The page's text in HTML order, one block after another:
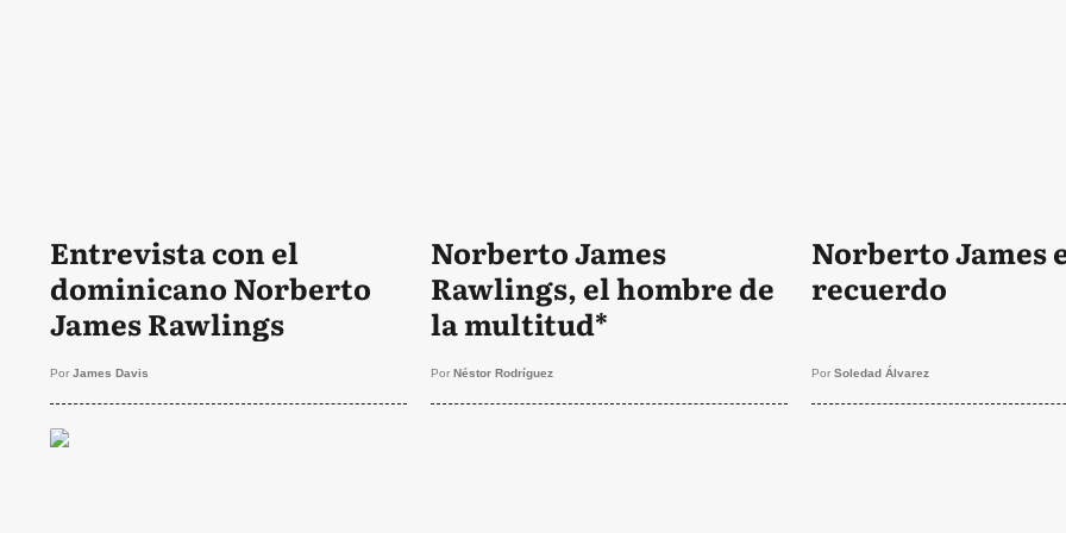
Entrevista con el
dominicano Norberto
James Rawlings
Por James Davis
Norberto James
Rawlings, el hombre de
la multitud*
Por Néstor Rodríguez
Norberto James
recuerdo
Por Soledad Álvarez